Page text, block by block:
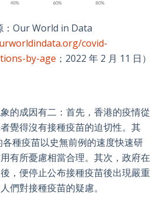
：Our World in Data
covid-
by-age ；2022 年 2 月 11 日）
的成因有二：首先，香港的疫情從
覺得沒有接種疫苗的迫切性。其
種疫苗以史無前例的速度快速研
有所憂慮相當合理。其次，政府在
，便停止公布接種疫苗後出現嚴重
們對接種疫苗的疑慮。